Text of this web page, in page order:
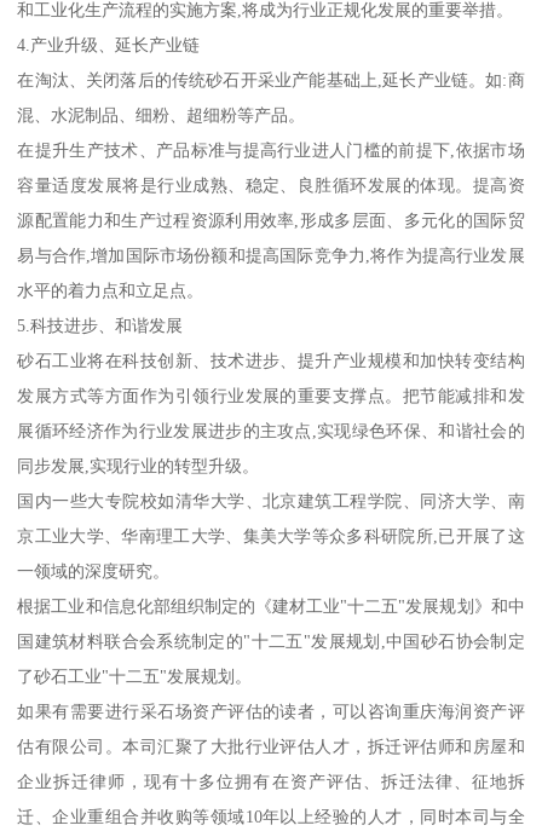
砂石骨料的市场需求随着国家基础设施的投人会逐步增长,预计到
2020年砂石产品国内需求量为160亿吨,工业增加值和利润总额年均增
长10%以上。
发展趋势:
1.天然砂资源迅速减少
经过多年开采,天然砂资源在迅速减少,有的地区天然砂已近枯竭。为
了保护江堤河坝、保护生态平衡,各地将加大河流和严禁开采力度。
天然砂资源日趋紧张,价格持续看涨,将升至100元/立方米以上。
2.机制砂生产基地建设发展势头强劲
随着基础设施施工技术的要求和高科技的发展,对砂石的数量和质量
都有了更高的要求,机制砂石已是砂石行业产业结构转型升级的主要
发展方向和产体,亦是行业规范化发展的重点工作之一。
当前,各地企业家非常看好砂石行业的发展前景和矿产资源开发利用
的商机,纷纷投资兴建大、中型规模的砂石生产基地,同时国内各大型
水泥企业集团根据行业发展趋势已开始涉足和布局砂石骨料行业。
他们的介人为砂石行业发展注人了新的发展动力,成为助推砂石行业
高质量、高水平发展的生力军。行业一批有实力、高水平、规范化
管理的大、中型机制砂石生产基地将陆续兴建和投产运营。
3.砂石行业的企业管理力度加大
各地加大了砂石行业的企业管理力度,限期整改、强行关闭各地的小
型、不达标的采砂矿厂,强力实施整合、兼并重组,做大、做强。
在国家政策和产业链延伸等发展战略推动下,行业内的优胜劣汰有利
于行业整体规模的提高和工业化发展。为此,规范化的矿山开采设计